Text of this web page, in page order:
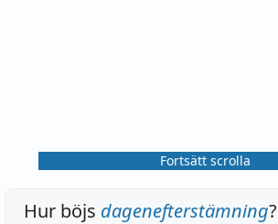
Fortsätt scrolla
Hur böjs dagenefterstämning?